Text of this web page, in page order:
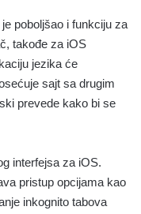
poboljšao i funkciju za
takođe za iOS
jezika će
sajt sa drugim
prevede kako bi se
interfejsa za iOS.
pristup opcijama kao
inkognito tabova